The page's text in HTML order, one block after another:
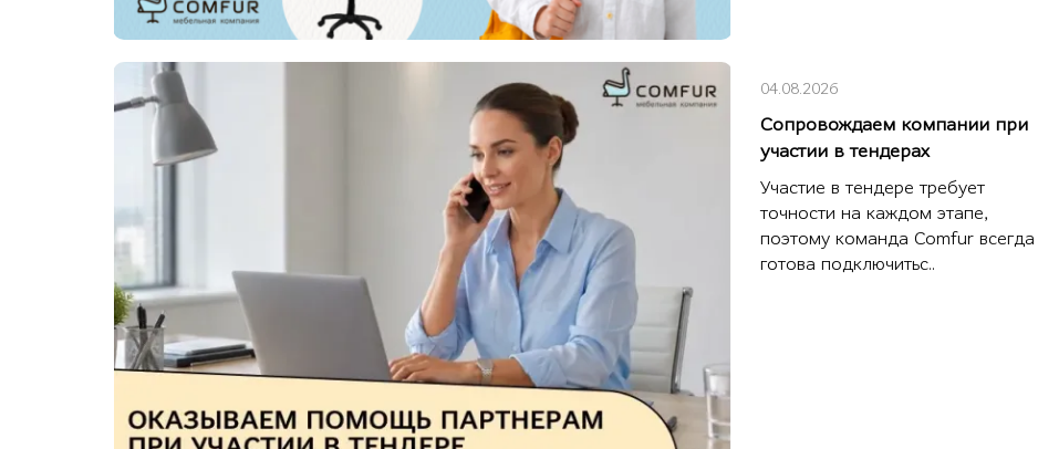
04.08.2026
Сопровождаем компании при
участии в тендерах
Участие в тендере требует
точности на каждом этапе,
поэтому команда Comfur всегда
готова подключитьс..